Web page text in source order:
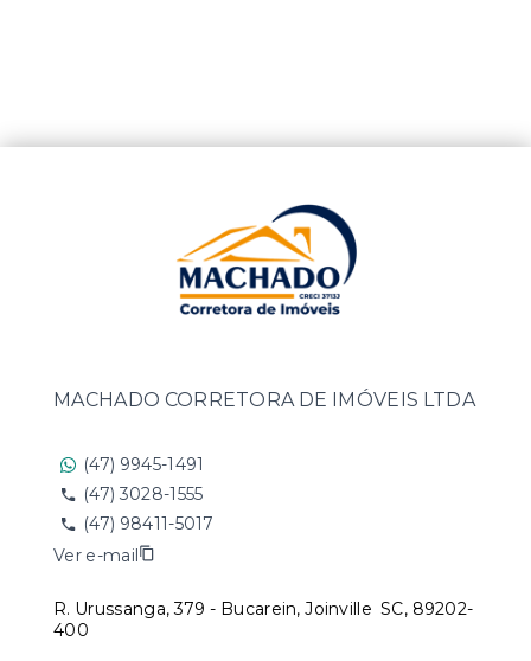
MACHADO CORRETORA DE IMÓVEIS LTDA
(47) 9945-1491
(47) 3028-1555
(47) 98411-5017
Ver e-mail
R. Urussanga, 379 - Bucarein, Joinville SC, 89202-
400